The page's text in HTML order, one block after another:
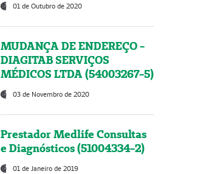
01 de Outubro de 2020
MUDANÇA DE ENDEREÇO -
DIAGITAB SERVIÇOS
MÉDICOS LTDA (54003267-5)
03 de Novembro de 2020
Prestador Medlife Consultas
e Diagnósticos (51004334-2)
01 de Janeiro de 2019